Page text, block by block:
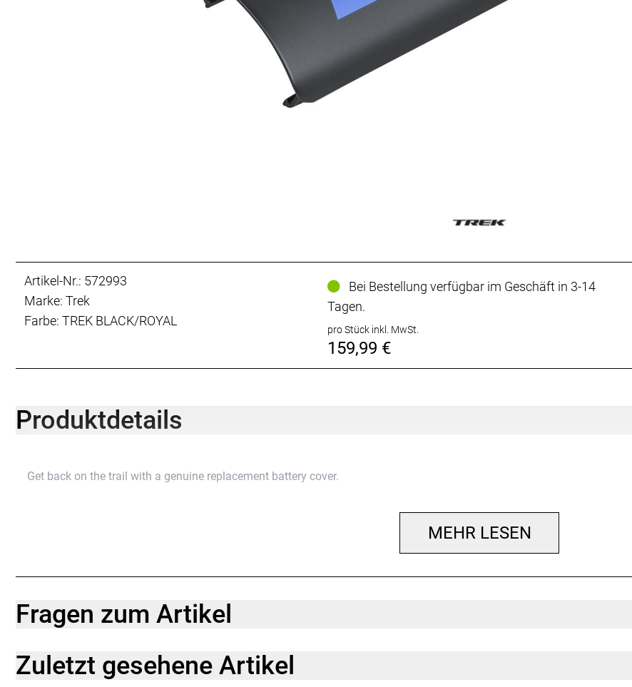
Artikel-Nr.: 572993
Marke: Trek
Farbe: TREK BLACK/ROYAL
Bei Bestellung verfügbar im Geschäft in 3-14
Tagen.
pro Stück inkl. MwSt.
159,99 €
Produktdetails
Get back on the trail with a genuine replacement battery cover.
MEHR LESEN
Fragen zum Artikel
Zuletzt gesehene Artikel